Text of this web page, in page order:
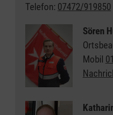
Telefon: 07472/919850
Sören
Mobil